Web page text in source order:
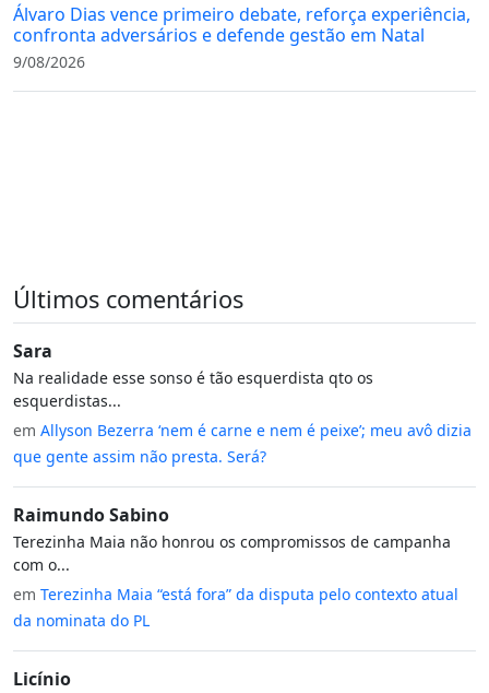
Álvaro Dias vence primeiro debate, reforça experiência,
confronta adversários e defende gestão em Natal
9/08/2026
Últimos comentários
Sara
Na realidade esse sonso é tão esquerdista qto os
esquerdistas...
em Allyson Bezerra ‘nem é carne e nem é peixe’; meu avô dizia
que gente assim não presta. Será?
Raimundo Sabino
Terezinha Maia não honrou os compromissos de campanha
com o...
em Terezinha Maia “está fora” da disputa pelo contexto atual
da nominata do PL
Licínio